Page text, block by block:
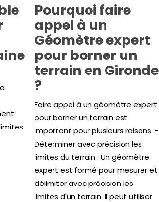
Pourquoi faire
appel à un
Géomètre expert
pour borner un
terrain en Gironde
?
Faire appel à un géomètre expert
pour borner un terrain est
important pour plusieurs raisons :-
Déterminer avec précision les
limites du terrain : Un géomètre
expert est formé pour mesurer et
délimiter avec précision les
limites d'un terrain. Il peut utiliser